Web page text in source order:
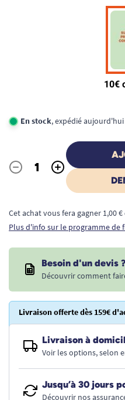
En stock, expédié aujourd'hui
Quantité
- +
Cet achat vous fera gagner 1,00
Plus d'info sur le programme de
Besoin d'un devis ?
Découvrir comment
Livraison offerte dès 159€
Livraison à
Voir les options, selon
Jusqu’à 30 jours
Découvrir nos